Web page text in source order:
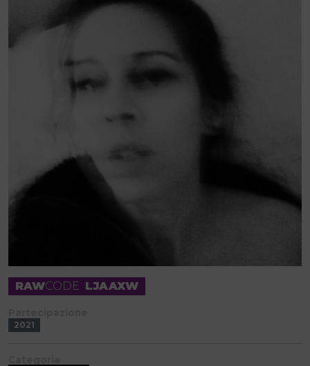
RAWCODE LJAAXW
2021